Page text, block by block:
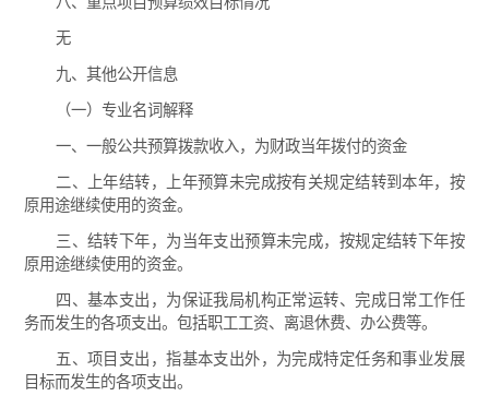
无
九、其他公开信息
（一）专业名词解释
一、一般公共预算拨款收入，为财政当年拨付的资金
二、上年结转，上年预算未完成按有关规定结转到本年，按
原用途继续使用的资金。
三、结转下年，为当年支出预算未完成，按规定结转下年按
原用途继续使用的资金。
四、基本支出，为保证我局机构正常运转、完成日常工作任
务而发生的各项支出。包括职工工资、离退休费、办公费等。
五、项目支出，指基本支出外，为完成特定任务和事业发展
目标而发生的各项支出。